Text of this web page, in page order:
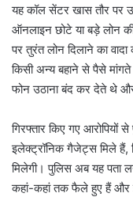
यह कॉल सेंटर खास तौर पर
ऑनलाइन छोटे या बड़े लोन
पर तुरंत लोन दिलाने का
किसी अन्य बहाने से पैसे
फोन उठाना बंद कर देते थे
गिरफ्तार किए गए
इलेक्ट्रॉनिक गैजेट्स मिले
मिलेगी। पुलिस अब यह पता
कहां-कहां तक फैले हुए हैं और